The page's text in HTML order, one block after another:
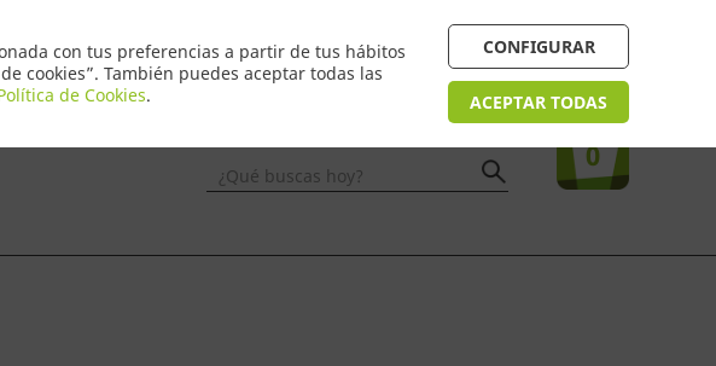
con tus preferencias a partir de tus hábitos
cookies”. También puedes aceptar todas las
de Cookies.
CONFIGURAR
ACEPTAR TODAS
¿Necesitas ayuda? FAQ
Tu compra
0
¿Qué buscas hoy?